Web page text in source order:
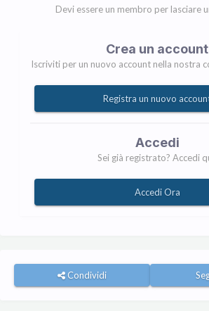
Devi essere un membro per lasciare
Crea un account
Iscriviti per un nuovo account nella nostra
Registra un nuovo
Accedi
Sei già registrato? Accedi
Accedi Ora
Condividi